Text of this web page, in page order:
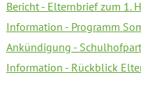
Bericht - Elternbrief zum 1.
Information - Programm
Ankündigung -
Information - Rückblick